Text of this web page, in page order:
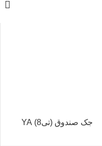
جک صندوق (تی8) YA